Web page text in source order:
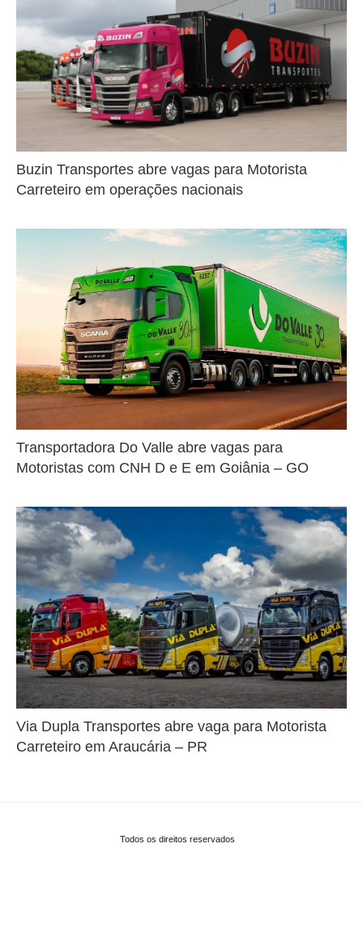
Buzin Transportes abre vagas para Motorista
Carreteiro em operações nacionais
Transportadora Do Valle abre vagas para
Motoristas com CNH D e E em Goiânia – GO
Via Dupla Transportes abre vaga para Motorista
Carreteiro em Araucária – PR
Todos os direitos reservados